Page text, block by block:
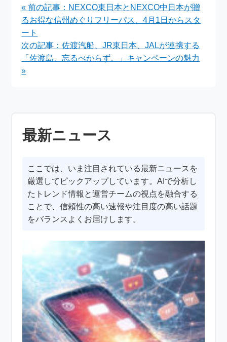
プレゼント
中
« 前の記事：NEXCO東日本とNEXCO中日本が贈
るお得な信州めぐりフリーパス、4月1日からスタ
ート
次の記事：佐渡汽船、JR東日本、JALが連携する
「佐渡島、忘るべからず。」キャンペーンの魅力
»
最新ニュース
ここでは、いま注目されている最新ニュースを
厳選してピックアップしています。AIで分析し
たトレンド情報と運営チームの視点を融合する
ことで、信頼性の高い速報や注目度の高い話題
をバランスよくお届けします。